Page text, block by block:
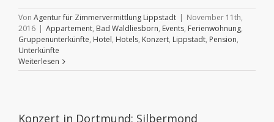
Von Agentur für Zimmervermittlung Lippstadt | November 11th,
2016 | Appartement, Bad Waldliesborn, Events, Ferienwohnung,
Gruppenunterkünfte, Hotel, Hotels, Konzert, Lippstadt, Pension,
Unterkünfte
Weiterlesen
Konzert in Dortmund: Silbermond